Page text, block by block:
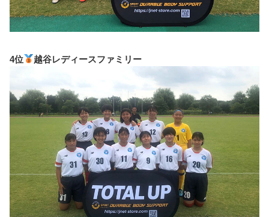
4位 越谷レディースファミリー